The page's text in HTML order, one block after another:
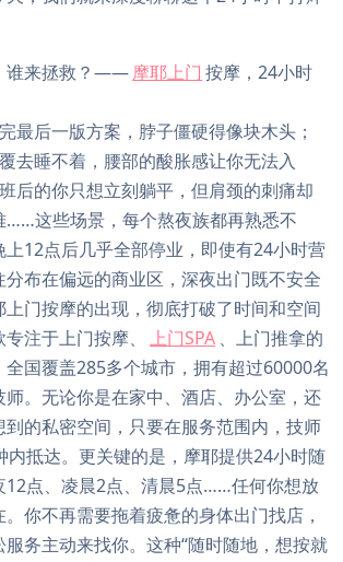
谁来拯救？——摩耶上门 按摩，24小时
最后一版方案，脖子僵硬得像块木头；
去睡不着，腰部的酸胀感让你无法入
后的你只想立刻躺平，但肩颈的刺痛却
……这些场景，每个熬夜族都再熟悉不
12点后几乎全部停业，即使有24小时营
布在偏远的商业区，深夜出门既不安全
门按摩的出现，彻底打破了时间和空间
注于上门按摩、
上门SPA 、上门推拿的
国覆盖285多个城市，拥有超过60000名
。无论你是在家中、酒店、办公室，还
到的私密空间，只要在服务范围内，技师
内抵达。更关键的是，摩耶提供24小时随
12点、凌晨2点、清晨5点……任何你想放
你不再需要拖着疲惫的身体出门找店，
务主动来找你。这种“随时随地，想按就